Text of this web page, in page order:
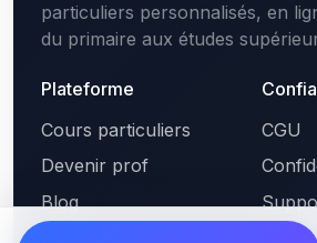
particuliers personnalisés, en
du primaire aux études
Plateforme
Cours particuliers
Devenir prof
Blog
CGU